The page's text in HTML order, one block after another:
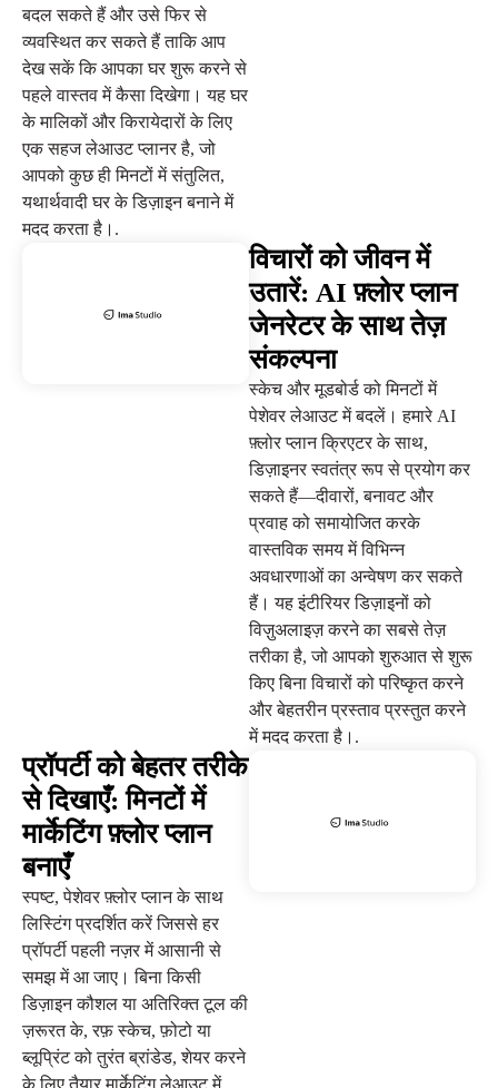
बदल सकते हैं और उसे फिर से
व्यवस्थित कर सकते हैं ताकि आप
देख सकें कि आपका घर शुरू करने से
पहले वास्तव में कैसा दिखेगा। यह घर
के मालिकों और किरायेदारों के लिए
एक सहज लेआउट प्लानर है, जो
आपको कुछ ही मिनटों में संतुलित,
यथार्थवादी घर के डिज़ाइन बनाने में
मदद करता है।.
विचारों को जीवन में
उतारें: AI फ़्लोर प्लान
जेनरेटर के साथ तेज़
संकल्पना
स्केच और मूडबोर्ड को मिनटों में
पेशेवर लेआउट में बदलें। हमारे AI
फ़्लोर प्लान क्रिएटर के साथ,
डिज़ाइनर स्वतंत्र रूप से प्रयोग कर
सकते हैं—दीवारों, बनावट और
प्रवाह को समायोजित करके
वास्तविक समय में विभिन्न
अवधारणाओं का अन्वेषण कर सकते
हैं। यह इंटीरियर डिज़ाइनों को
विज़ुअलाइज़ करने का सबसे तेज़
तरीका है, जो आपको शुरुआत से शुरू
किए बिना विचारों को परिष्कृत करने
और बेहतरीन प्रस्ताव प्रस्तुत करने
में मदद करता है।.
प्रॉपर्टी को बेहतर तरीके
से दिखाएँ: मिनटों में
मार्केटिंग फ़्लोर प्लान
बनाएँ
स्पष्ट, पेशेवर फ़्लोर प्लान के साथ
लिस्टिंग प्रदर्शित करें जिससे हर
प्रॉपर्टी पहली नज़र में आसानी से
समझ में आ जाए। बिना किसी
डिज़ाइन कौशल या अतिरिक्त टूल की
ज़रूरत के, रफ़ स्केच, फ़ोटो या
ब्लूप्रिंट को तुरंत ब्रांडेड, शेयर करने